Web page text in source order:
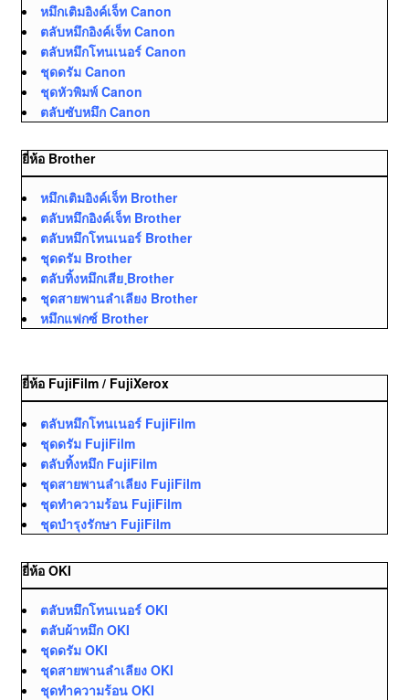
หมึกเติมอิงค์เจ็ท Canon
ตลับหมึกอิงค์เจ็ท Canon
ตลับหมึกโทนเนอร์ Canon
ชุดดรัม Canon
ชุดหัวพิมพ์ Canon
ตลับซับหมึก Canon
ยี่ห้อ Brother
หมึกเติมอิงค์เจ็ท Brother
ตลับหมึกอิงค์เจ็ท Brother
ตลับหมึกโทนเนอร์ Brother
ชุดดรัม Brother
ตลับทิ้งหมึกเสีย ฺBrother
ชุดสายพานลำเลียง Brother
หมึกแฟกซ์ Brother
ยี่ห้อ FujiFilm / FujiXerox
ตลับหมึกโทนเนอร์ FujiFilm
ชุดดรัม FujiFilm
ตลับทิ้งหมึก FujiFilm
ชุดสายพานลำเลียง FujiFilm
ชุดทำความร้อน FujiFilm
ชุดบำรุงรักษา FujiFilm
ยี่ห้อ OKI
ตลับหมึกโทนเนอร์ OKI
ตลับผ้าหมึก OKI
ชุดดรัม OKI
ชุดสายพานลำเลียง OKI
ชุดทำความร้อน OKI